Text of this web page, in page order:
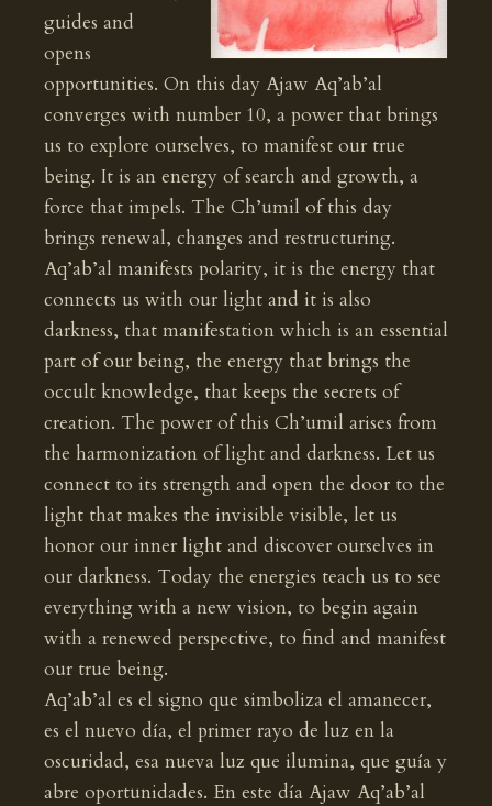
guides and
opens
opportunities. On this day Ajaw Aq’ab’al
converges with number 10, a power that brings
us to explore ourselves, to manifest our true
being. It is an energy of search and growth, a
force that impels. The Ch’umil of this day
brings renewal, changes and restructuring.
Aq’ab’al manifests polarity, it is the energy that
connects us with our light and it is also
darkness, that manifestation which is an essential
part of our being, the energy that brings the
occult knowledge, that keeps the secrets of
creation. The power of this Ch’umil arises from
the harmonization of light and darkness. Let us
connect to its strength and open the door to the
light that makes the invisible visible, let us
honor our inner light and discover ourselves in
our darkness. Today the energies teach us to see
everything with a new vision, to begin again
with a renewed perspective, to find and manifest
our true being.
Aq’ab’al es el signo que simboliza el amanecer,
es el nuevo día, el primer rayo de luz en la
oscuridad, esa nueva luz que ilumina, que guía y
abre oportunidades. En este día Ajaw Aq’ab’al